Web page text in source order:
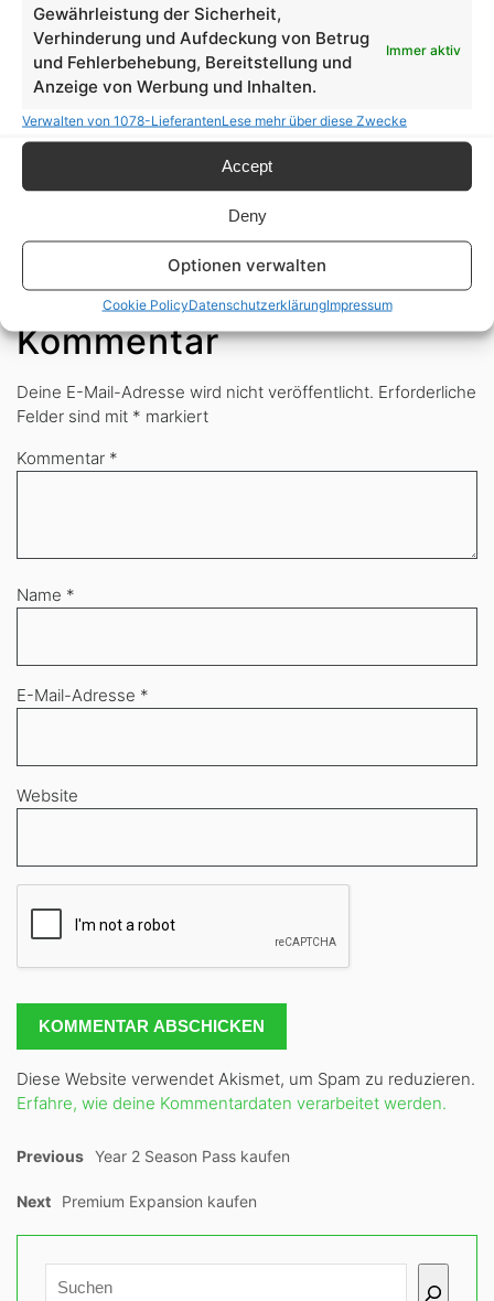
Gewährleistung der Sicherheit,
Verhinderung und Aufdeckung von Betrug
und Fehlerbehebung, Bereitstellung und
Anzeige von Werbung und Inhalten.
Immer aktiv
Verwalten von 1078-LieferantenLese mehr über diese Zwecke
Accept
Deny
Optionen verwalten
Cookie PolicyDatenschutzerklärungImpressum
Giants Software.
Mit dem Partnercode “LSFARMERS” kannst Du
diese Seite unterstützen. Dadurch wird das Spiel
Share:
Categories: LS22 DLCs
Schreibe einen
Kommentar
Deine E-Mail-Adresse wird nicht veröffentlicht. Erforderliche
Felder sind mit * markiert
Kommentar *
Name *
E-Mail-Adresse *
Website
Diese Website verwendet Akismet, um Spam zu reduzieren.
Erfahre, wie deine Kommentardaten verarbeitet werden.
Previous Year 2 Season Pass kaufen
Next Premium Expansion kaufen